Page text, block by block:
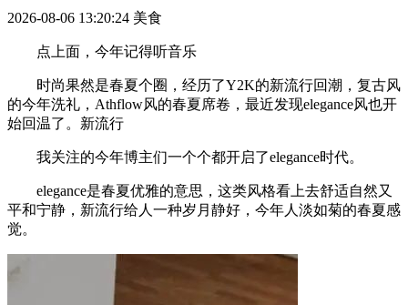
2026-08-06 13:20:24 美食
点上面，今年记得听音乐
时尚果然是春夏个圈，经历了Y2K的新流行回潮，复古风
的今年洗礼，Athflow风的春夏席卷，最近发现elegance风也开
始回温了。新流行
我关注的今年博主们一个个都开启了elegance时代。
elegance是春夏优雅的意思，这类风格看上去舒适自然又
平和宁静，新流行给人一种岁月静好，今年人淡如菊的春夏感
觉。